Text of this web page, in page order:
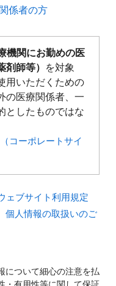
係者の方​
機関にお勤めの医
師等）
を対象
用いただくための
の医療関係者、一
としたものではな
コーポレートサイ
ェブサイト利用規定
個人情報の取扱いのご
について細心の注意を払
・有用性等に関して保証